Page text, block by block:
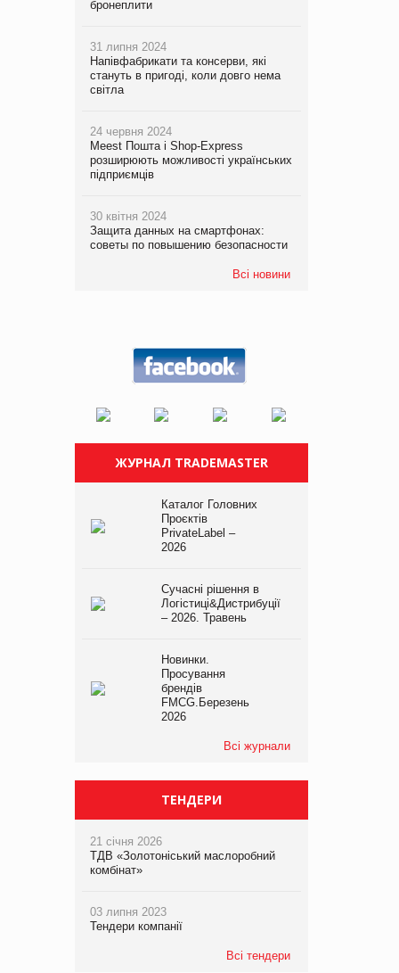
бронеплити
31 липня 2024
Напівфабрикати та консерви, які
стануть в пригоді, коли довго нема
світла
24 червня 2024
Meest Пошта і Shop-Express
розширюють можливості українських
підприємців
30 квітня 2024
Защита данных на смартфонах:
советы по повышению безопасности
Всі новини
ЖУРНАЛ TRADEMASTER
Каталог Головних
Проєктів
PrivateLabel –
2026
Сучасні рішення в
Логістиці&Дистрибуції
– 2026. Травень
Новинки.
Просування
брендів
FMCG.Березень
2026
Всі журнали
ТЕНДЕРИ
21 січня 2026
ТДВ «Золотоніський маслоробний
комбінат»
03 липня 2023
Тендери компанії
Всі тендери